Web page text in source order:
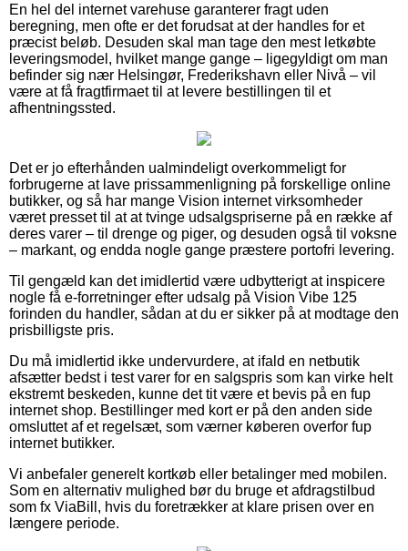
En hel del internet varehuse garanterer fragt uden
beregning, men ofte er det forudsat at der handles for et
præcist beløb. Desuden skal man tage den mest letkøbte
leveringsmodel, hvilket mange gange – ligegyldigt om man
befinder sig nær Helsingør, Frederikshavn eller Nivå – vil
være at få fragtfirmaet til at levere bestillingen til et
afhentningssted.
Det er jo efterhånden ualmindeligt overkommeligt for
forbrugerne at lave prissammenligning på forskellige online
butikker, og så har mange Vision internet virksomheder
været presset til at at tvinge udsalgspriserne på en række af
deres varer – til drenge og piger, og desuden også til voksne
– markant, og endda nogle gange præstere portofri levering.
Til gengæld kan det imidlertid være udbytterigt at inspicere
nogle få e-forretninger efter udsalg på Vision Vibe 125
forinden du handler, sådan at du er sikker på at modtage den
prisbilligste pris.
Du må imidlertid ikke undervurdere, at ifald en netbutik
afsætter bedst i test varer for en salgspris som kan virke helt
ekstremt beskeden, kunne det tit være et bevis på en fup
internet shop. Bestillinger med kort er på den anden side
omsluttet af et regelsæt, som værner køberen overfor fup
internet butikker.
Vi anbefaler generelt kortkøb eller betalinger med mobilen.
Som en alternativ mulighed bør du bruge et afdragstilbud
som fx ViaBill, hvis du foretrækker at klare prisen over en
længere periode.